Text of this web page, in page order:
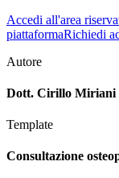
Accedi all'area
piattaformaRichiedi
Autore
Dott. Cirillo Miriani
Template
Consultazione